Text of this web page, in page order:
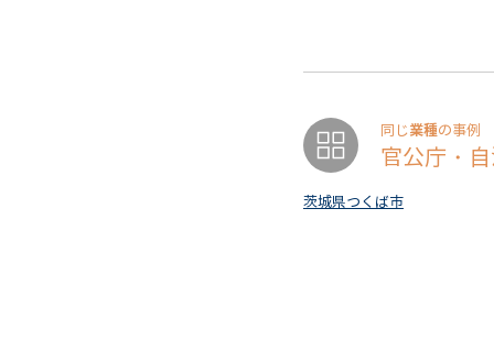
同じ業種の事例
官公庁・
茨城県つくば市